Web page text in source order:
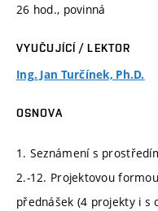
26 hod., povinná
VYUČUJÍCÍ / LEKTOR
Ing. Jan Turčínek, Ph.D.
OSNOVA
1. Seznámení s
2.-12. Projektovou
přednášek (4 projekty i s